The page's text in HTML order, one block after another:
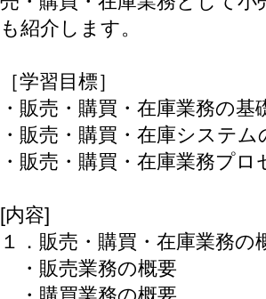
も紹介します。
［学習目標］
・販売・購買・在庫業務の
・販売・購買・在庫システ
・販売・購買・在庫業務プ
[内容]
１．販売・購買・在庫業務の
・販売業務の概要